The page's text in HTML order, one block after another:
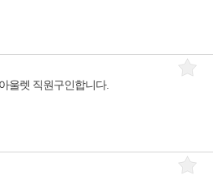
울렛 직원구인합니다.